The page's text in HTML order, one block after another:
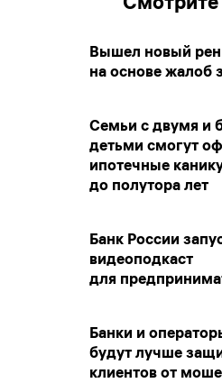
Вышел новый
на основе жалоб
Семьи с двумя и
детьми смогут
ипотечные
до полутора лет
Банк России
видеоподкаст
для
Банки и
будут лучше
клиентов от